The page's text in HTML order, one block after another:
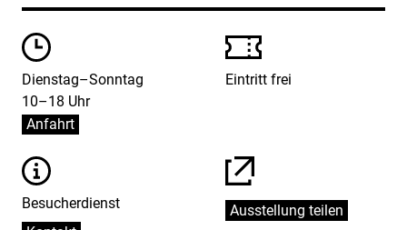
Öffungszeiten
Dienstag–Sonntag
10–18 Uhr
Anfahrt
Preise
Eintritt frei
Informationen
Besucherdienst
Ausstellung teilen